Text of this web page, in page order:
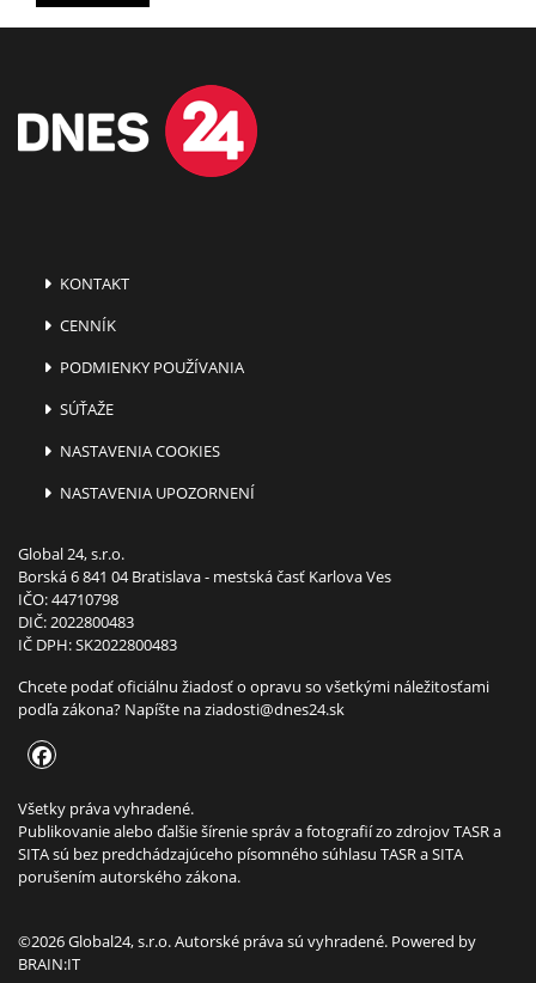
KONTAKT
CENNÍK
PODMIENKY POUŽÍVANIA
SÚŤAŽE
NASTAVENIA COOKIES
NASTAVENIA UPOZORNENÍ
Global 24, s.r.o.
Borská 6 841 04 Bratislava - mestská časť Karlova Ves
IČO: 44710798
DIČ: 2022800483
IČ DPH: SK2022800483
Chcete podať oficiálnu žiadosť o opravu so všetkými náležitosťami
podľa zákona? Napíšte naziadosti@dnes24.sk
Všetky práva vyhradené.
Publikovanie alebo ďalšie šírenie správ a fotografií zo zdrojov TASR a
SITA sú bez predchádzajúceho písomného súhlasu TASR a SITA
porušením autorského zákona.
©2026 Global24, s.r.o. Autorské práva sú vyhradené. Powered by
BRAIN:IT